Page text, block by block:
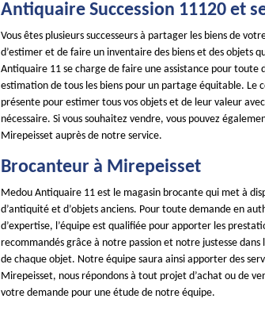
Antiquaire Succession 11120 et
Vous êtes plusieurs successeurs à partager les biens de
d’estimer et de faire un inventaire des biens et des objets
Antiquaire 11 se charge de faire une assistance pour toute
estimation de tous les biens pour un partage équitable. Le
présente pour estimer tous vos objets et de leur valeur
nécessaire. Si vous souhaitez vendre, vous pouvez
Mirepeisset auprès de notre service.
Brocanteur à Mirepeisset
Medou Antiquaire 11 est le magasin brocante qui met à
d’antiquité et d’objets anciens. Pour toute demande en
d’expertise, l’équipe est qualifiée pour apporter les
recommandés grâce à notre passion et notre justesse
de chaque objet. Notre équipe saura ainsi apporter des
Mirepeisset, nous répondons à tout projet d’achat ou de
votre demande pour une étude de notre équipe.